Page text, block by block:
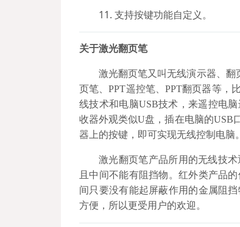
11. 支持按键功能自定义。
关于激光翻页笔
激光翻页笔又叫无线演示器、翻
页笔、PPT遥控笔、PPT翻页器等，
线技术和电脑USB技术，来遥控电
收器外观类似U盘，插在电脑的USB
器上的按键，即可实现无线控制电脑。
激光翻页笔产品所用的无线技
且中间不能有阻挡物。红外类产品
间只要没有能起屏蔽作用的金属阻
方便，所以更受用户的欢迎。